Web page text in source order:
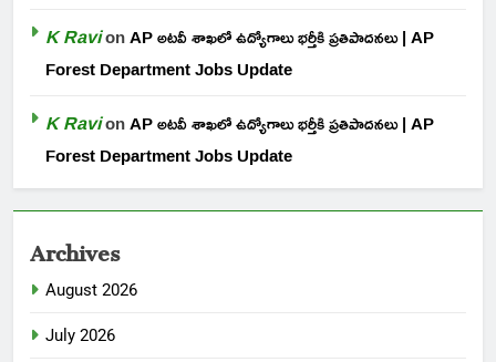
K RavionAP అటవీ శాఖలో ఉద్యోగాలు భర్తీకి ప్రతిపాదనలు | AP
Forest Department Jobs Update
K RavionAP అటవీ శాఖలో ఉద్యోగాలు భర్తీకి ప్రతిపాదనలు | AP
Forest Department Jobs Update
Archives
August 2026
July 2026